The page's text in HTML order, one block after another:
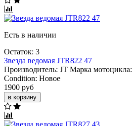
Есть в наличии
Остаток: 3
Звезда ведомая JTR822 47
Производитель: JT Марка мотоцикла:
Condition: Новое
1900 руб
в корзину